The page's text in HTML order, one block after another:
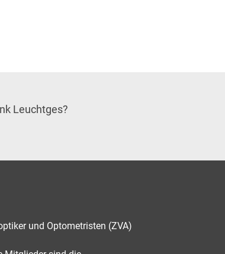
Leuchtges?
und Optometristen (ZVA)